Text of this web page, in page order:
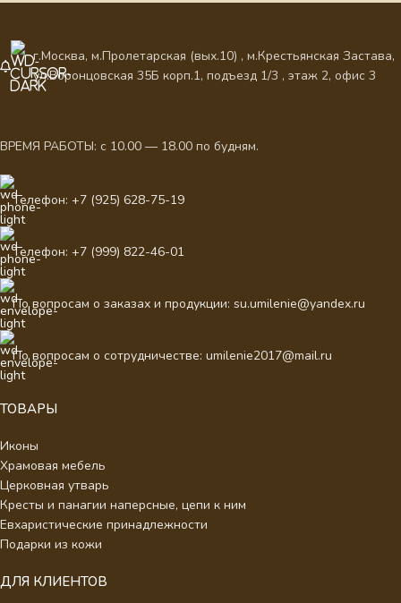
г.Москва, м.Пролетарская (вых.10) , м.Крестьянская Застава,
ул.Воронцовская 35Б корп.1, подъезд 1/3 , этаж 2, офис 3
ВРЕМЯ РАБОТЫ: с 10.00 — 18.00 по будням.
Телефон: +7 (925) 628-75-19
Телефон: +7 (999) 822-46-01
По вопросам о заказах и продукции: su.umilenie@yandex.ru
По вопросам о сотрудничестве: umilenie2017@mail.ru
ТОВАРЫ
Иконы
Храмовая мебель
Церковная утварь
Кресты и панагии наперсные, цепи к ним
Евхаристические принадлежности
Подарки из кожи
ДЛЯ КЛИЕНТОВ